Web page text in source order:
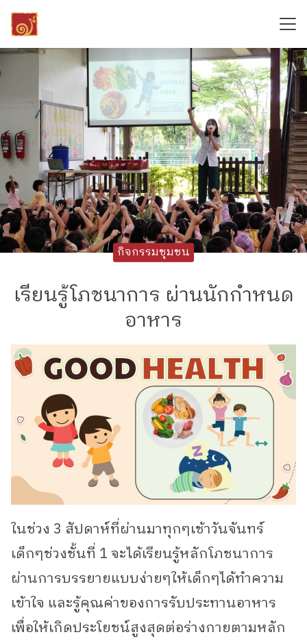
Skip
content
Search
กิจกรรมชุมชน
เรียนรู้โภชนาการ ผ่านนักกำหนด
อาหาร
ในช่วง 3 สัปดาห์ที่ผ่านมาทุกๆเช้าวันจันทร์
เด็กๆช่วงชั้นที่ 1 จะได้เรียนรู้หลักโภชนาการ
ผ่านการบรรยายแบบง่ายๆให้เด็กๆได้ทำความ
เข้าใจ และรู้คุณค่าของการรับประทานอาหาร
เพื่อให้เกิดประโยชน์สูงสุดต่อร่างกายตามหลัก